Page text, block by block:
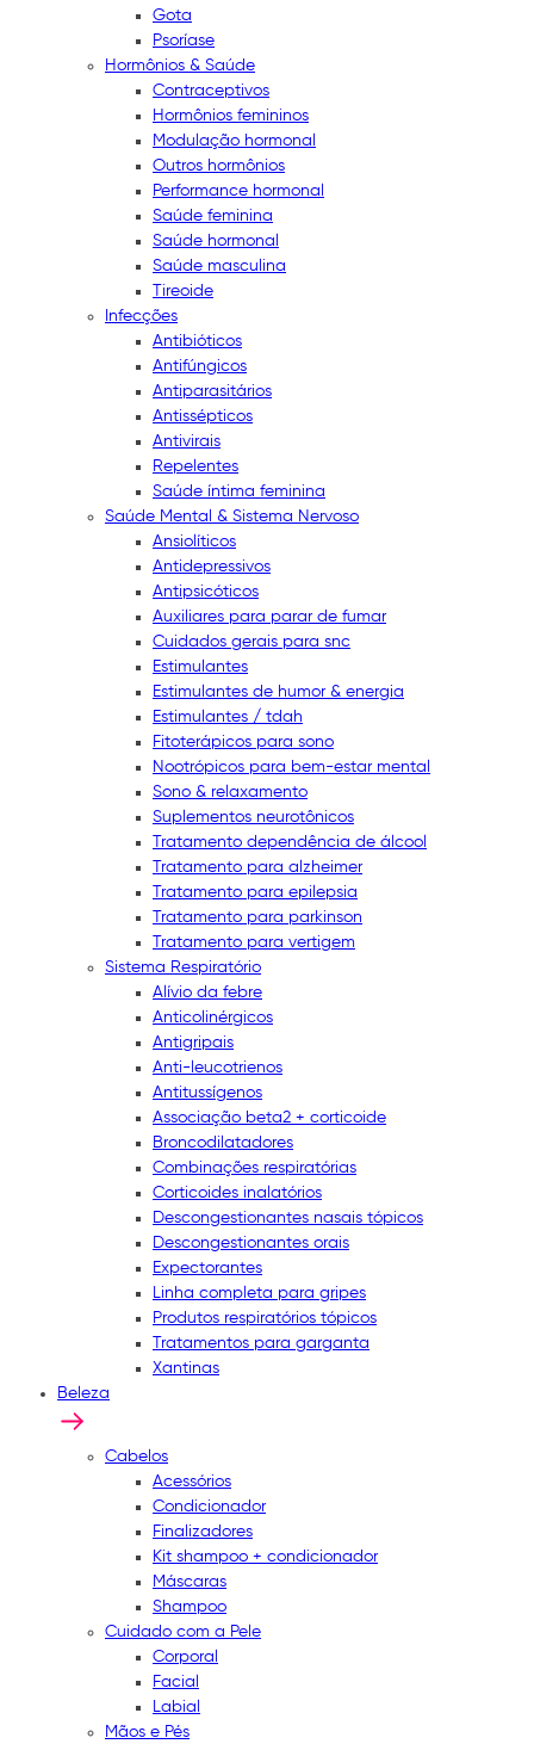
Gota
Psoríase
Hormônios & Saúde
Contraceptivos
Hormônios femininos
Modulação hormonal
Outros hormônios
Performance hormonal
Saúde feminina
Saúde hormonal
Saúde masculina
Tireoide
Infecções
Antibióticos
Antifúngicos
Antiparasitários
Antissépticos
Antivirais
Repelentes
Saúde íntima feminina
Saúde Mental & Sistema Nervoso
Ansiolíticos
Antidepressivos
Antipsicóticos
Auxiliares para parar de fumar
Cuidados gerais para snc
Estimulantes
Estimulantes de humor & energia
Estimulantes / tdah
Fitoterápicos para sono
Nootrópicos para bem-estar mental
Sono & relaxamento
Suplementos neurotônicos
Tratamento dependência de álcool
Tratamento para alzheimer
Tratamento para epilepsia
Tratamento para parkinson
Tratamento para vertigem
Sistema Respiratório
Alívio da febre
Anticolinérgicos
Antigripais
Anti-leucotrienos
Antitussígenos
Associação beta2 + corticoide
Broncodilatadores
Combinações respiratórias
Corticoides inalatórios
Descongestionantes nasais tópicos
Descongestionantes orais
Expectorantes
Linha completa para gripes
Produtos respiratórios tópicos
Tratamentos para garganta
Xantinas
Beleza
Cabelos
Acessórios
Condicionador
Finalizadores
Kit shampoo + condicionador
Máscaras
Shampoo
Cuidado com a Pele
Corporal
Facial
Labial
Mãos e Pés